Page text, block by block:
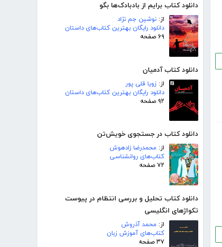
دانلود کتاب برایم از بادبادک‌ها بگو
از: نوشین جم نژاد
دانلود رایگان بهترین کتاب‌های داستان
۶۹ صفحه
دانلود کتاب آدمیان
از: زویا قلی پور
دانلود رایگان بهترین کتاب‌های داستان
۹۲ صفحه
دانلود کتاب در جستجوی خویش‌تن
از: محمدرضا زادهوش
کتاب‌های روانشناسی
۷۲ صفحه
دانلود کتاب تحلیل و بررسی انتظام در پیوست
تکواژهای انگلیسی
از: محمد آذروش
کتاب‌های آموزش زبان
۳۷ صفحه